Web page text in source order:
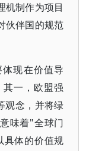
机制作为项目
伙伴国的规范
现在价值导
一，欧盟强
观念，并将绿
味着"全球门
具体的价值规